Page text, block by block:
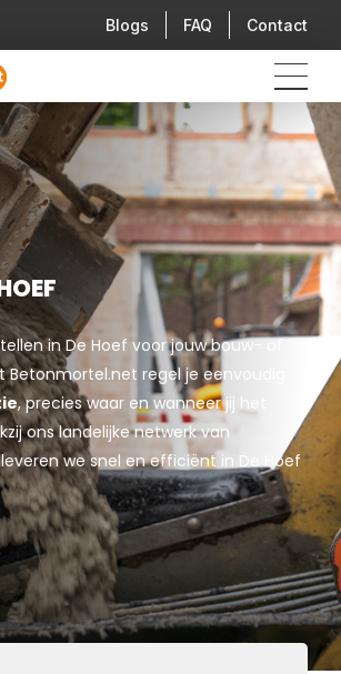
Blogs FAQ Contact
in De Hoef voor jouw bouw- of
regel je eenvoudig
, precies waar en wanneer jij het
ons landelijke netwerk van
we snel en efficiënt in De Hoef